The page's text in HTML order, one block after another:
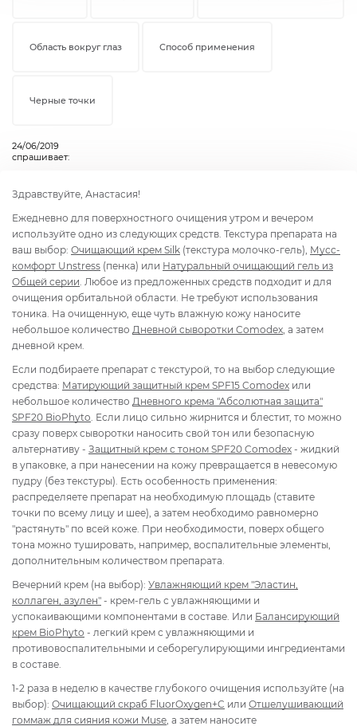
Область вокруг глаз Способ применения
Черные точки
24/06/2019
спрашивает:
Здравствуйте, Анастасия!
Ежедневно для поверхностного очищения утром и вечером
используйте одно из следующих средств. Текстура препарата на
ваш выбор: Очищающий крем Silk (текстура молочко-гель), Мусс-
комфорт Unstress (пенка) или Натуральный очищающий гель из
Общей серии . Любое из предложенных средств подходит и для
очищения орбитальной области. Не требуют использования
тоника. На очищенную, еще чуть влажную кожу наносите
небольшое количество Дневной сыворотки Comodex , а затем
дневной крем.
Если подбираете препарат с текстурой, то на выбор следующие
средства: Матирующий защитный крем SPF15 Comodex или
небольшое количество Дневного крема "Абсолютная защита"
SPF20 BioPhyto . Если лицо сильно жирнится и блестит, то можно
сразу поверх сыворотки наносить свой тон или безопасную
альтернативу - Защитный крем с тоном SPF20 Comodex - жидкий
в упаковке, а при нанесении на кожу превращается в невесомую
пудру (без текстуры). Есть особенность применения:
распределяете препарат на необходимую площадь (ставите
точки по всему лицу и шее), а затем необходимо равномерно
"растянуть" по всей коже. При необходимости, поверх общего
тона можно тушировать, например, воспалительные элементы,
дополнительным количеством препарата.
Вечерний крем (на выбор): Увлажняющий крем "Эластин,
коллаген, азулен" - крем-гель с увлажняющими и
успокаивающими компонентами в составе. Или Балансирующий
крем BioPhyto - легкий крем с увлажняющими и
противовоспалительными и себорегулирующими ингредиентами
в составе.
1-2 раза в неделю в качестве глубокого очищения используйте (на
выбор): Очищающий скраб FluorOxygen+C или Отшелушивающий
гоммаж для сияния кожи Muse , а затем наносите